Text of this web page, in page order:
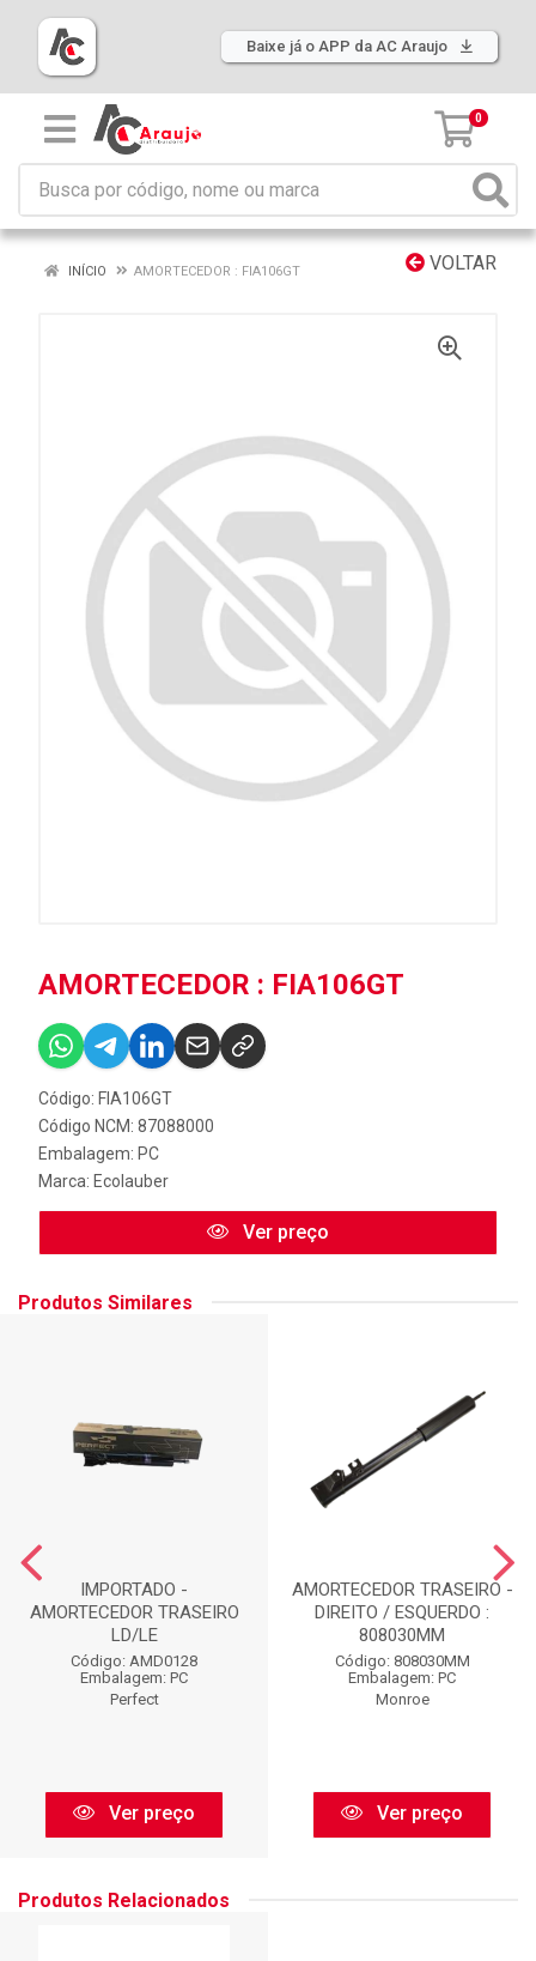
Baixe já o APP da AC Araujo
0
VOLTAR
INÍCIO AMORTECEDOR : FIA106GT
AMORTECEDOR : FIA106GT
Código: FIA106GT
Código NCM: 87088000
Embalagem: PC
Marca: Ecolauber
Ver preço
Produtos Similares
IMPORTADO -
AMORTECEDOR TRASEIRO
LD/LE
Código: AMD0128
Embalagem: PC
Perfect
Ver preço
AMORTECEDOR TRASEIRO -
DIREITO / ESQUERDO :
808030MM
Código: 808030MM
Embalagem: PC
Monroe
Ver preço
Produtos Relacionados